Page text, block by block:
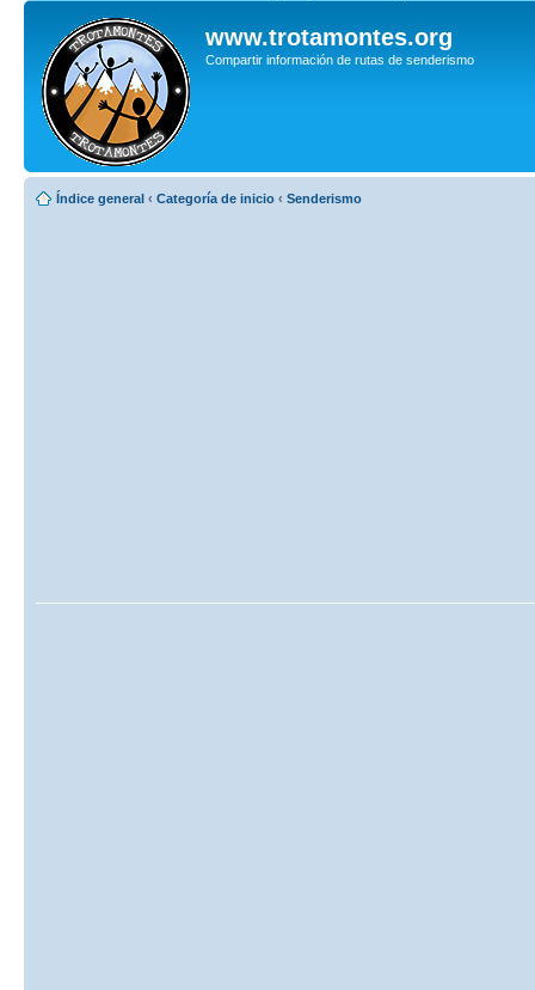
www.trotamontes.org
Compartir información de rutas de senderismo
Índice general ‹ Categoría de inicio ‹ Senderismo